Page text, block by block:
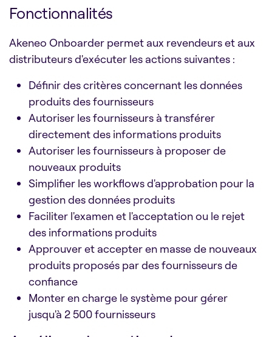
Fonctionnalités
Akeneo Onboarder permet aux revendeurs et aux
distributeurs d'exécuter les actions suivantes :
Définir des critères concernant les données
produits des fournisseurs
Autoriser les fournisseurs à transférer
directement des informations produits
Autoriser les fournisseurs à proposer de
nouveaux produits
Simplifier les workflows d'approbation pour la
gestion des données produits
Faciliter l'examen et l'acceptation ou le rejet
des informations produits
Approuver et accepter en masse de nouveaux
produits proposés par des fournisseurs de
confiance
Monter en charge le système pour gérer
jusqu'à 2 500 fournisseurs